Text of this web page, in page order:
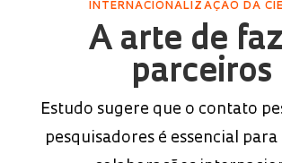
INTERNACIONALIZAÇÃO DA
A arte de
parceiros
Estudo sugere que o contato
pesquisadores é essencial